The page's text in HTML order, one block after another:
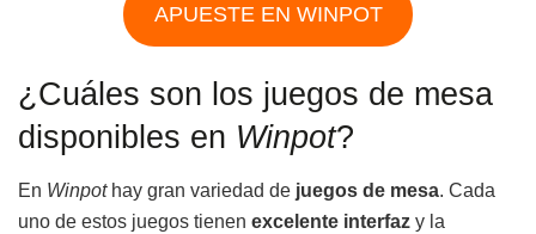
APUESTE EN WINPOT
¿Cuáles son los juegos de mesa
disponibles en Winpot?
En Winpothay gran variedad de juegos de mesa. Cada
uno de estos juegos tienen excelente interfaz y la